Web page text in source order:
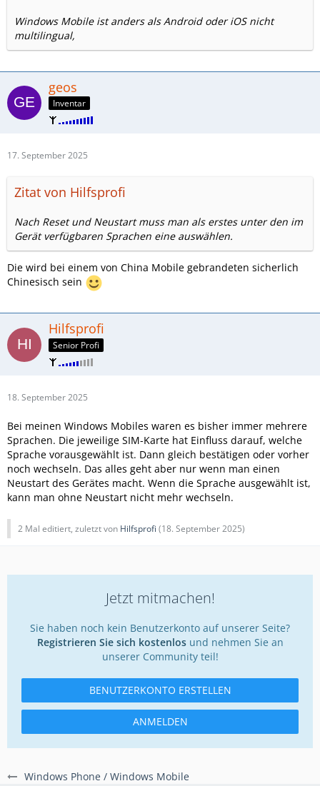
Windows Phone / Windows Mobile
Windows Mobile ist anders als Android oder iOS nicht
multilingual,
geos
Inventar
17. September 2025
Zitat von Hilfsprofi
Nach Reset und Neustart muss man als erstes unter den im
Gerät verfügbaren Sprachen eine auswählen.
Die wird bei einem von China Mobile gebrandeten sicherlich
Chinesisch sein
Hilfsprofi
Senior Profi
18. September 2025
Bei meinen Windows Mobiles waren es bisher immer mehrere
Sprachen. Die jeweilige SIM-Karte hat Einfluss darauf, welche
Sprache vorausgewählt ist. Dann gleich bestätigen oder vorher
noch wechseln. Das alles geht aber nur wenn man einen
Neustart des Gerätes macht. Wenn die Sprache ausgewählt ist,
kann man ohne Neustart nicht mehr wechseln.
2 Mal editiert, zuletzt von Hilfsprofi (18. September 2025)
Jetzt mitmachen!
Sie haben noch kein Benutzerkonto auf unserer Seite?
Registrieren Sie sich kostenlosund nehmen Sie an
unserer Community teil!
BENUTZERKONTO ERSTELLEN
ANMELDEN